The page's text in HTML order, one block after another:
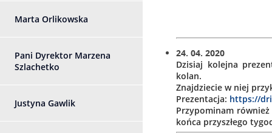
Marta Orlikowska
Pani Dyrektor Marzena
Szlachetko
Justyna Gawlik
24. 04. 2020
Dzisiaj kolejna
kolan.
Znajdziecie w niej
Prezentacja: https://
Przypominam
końca przyszłego